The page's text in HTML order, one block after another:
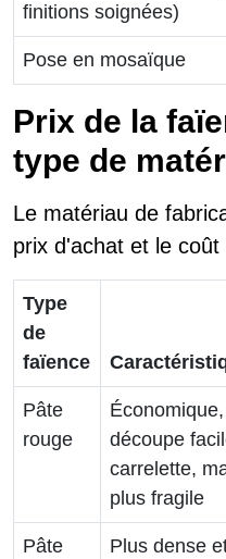
finitions soignées)
Pose en mosaïque
Prix de la
type de
Le matériau de
prix d'achat et le coût
Type
de
faïence
Pâte
rouge
Économique,
découpe
carrelette,
plus fragile
Pâte
Plus dense